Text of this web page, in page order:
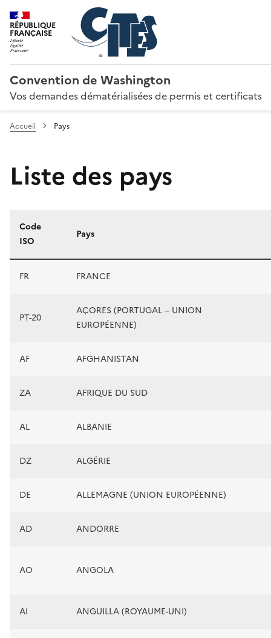
RÉPUBLIQUE
FRANÇAISE
Convention de Washington
Vos demandes dématérialisées de permis et certificats
Accueil Pays
Liste des pays
Liste des pays
Code
ISO
Pays
FR FRANCE
PT-20
AÇORES (PORTUGAL – UNION
EUROPÉENNE)
AF AFGHANISTAN
ZA AFRIQUE DU SUD
AL ALBANIE
DZ ALGÉRIE
DE ALLEMAGNE (UNION EUROPÉENNE)
AD ANDORRE
AO ANGOLA
AI ANGUILLA (ROYAUME-UNI)